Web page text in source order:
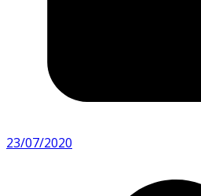
23/07/2020